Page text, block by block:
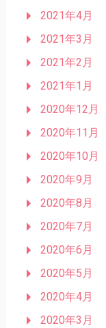
2021年4月
2021年3月
2021年2月
2021年1月
2020年12月
2020年11月
2020年10月
2020年9月
2020年8月
2020年7月
2020年6月
2020年5月
2020年4月
2020年3月